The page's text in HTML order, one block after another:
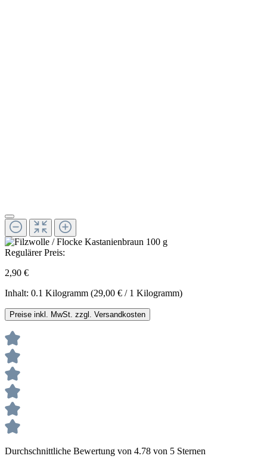
Regulärer Preis:
2,90 €
Inhalt: 0.1 Kilogramm (29,00 € / 1 Kilogramm)
Preise inkl. MwSt. zzgl. Versandkosten
Durchschnittliche Bewertung von 4.78 von 5 Sternen